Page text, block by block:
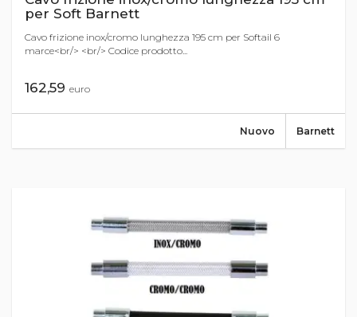
per Soft Barnett
Cavo frizione inox/cromo lunghezza 195 cm per Softail 6
marce<br/> <br/> Codice prodotto...
162,59 euro
Barnett
Nuovo